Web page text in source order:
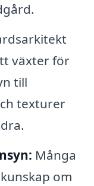
växter för
till
texturer
Många
om